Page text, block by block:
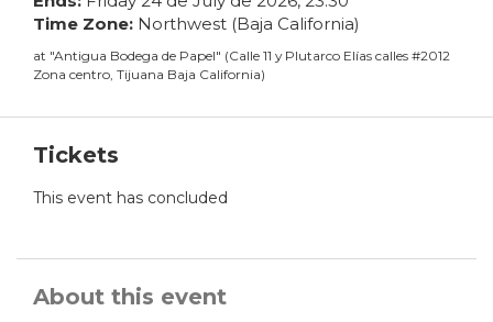
Time Zone: Northwest (Baja California)
at "Antigua Bodega de Papel" (Calle 11 y Plutarco Elías calles #2012
Zona centro, Tijuana Baja California)
Tickets
This event has concluded
About this event